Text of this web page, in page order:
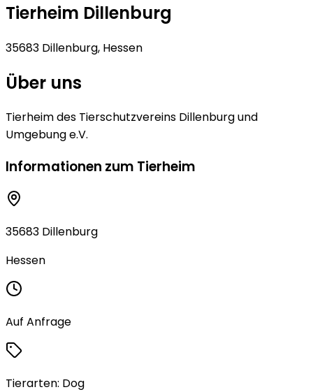
Tierheim Dillenburg
35683 Dillenburg, Hessen
Über uns
Tierheim des Tierschutzvereins Dillenburg und
Umgebung e.V.
Informationen zum Tierheim
35683 Dillenburg
Hessen
Auf Anfrage
Tierarten: Dog